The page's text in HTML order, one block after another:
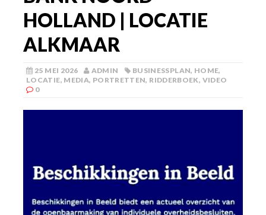
HOLLAND | LOCATIE
ALKMAAR
25 MEI 2026 ADMIN BUSINESSPLAN, HOME,
LOCATIE, MEDIA, PORTRETTEN, RIDDERBOEK, VIDEO
0